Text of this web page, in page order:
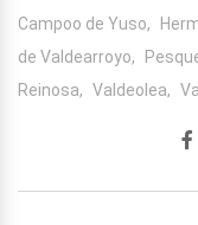
Campoo de Yuso,
de Valdearroyo,
Reinosa, Valdeolea,